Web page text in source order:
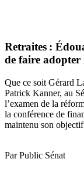
Retraites :
de faire adopter
Que ce soit Gérard
Patrick Kanner, au
l’examen de la
la conférence de
maintenu son
Par Public Sénat